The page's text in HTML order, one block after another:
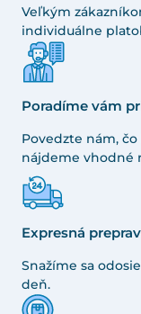
Veľkým
individuálne
Poradíme vám
Povedzte nám,
nájdeme vhodné
Expresná
Snažíme sa
deň.